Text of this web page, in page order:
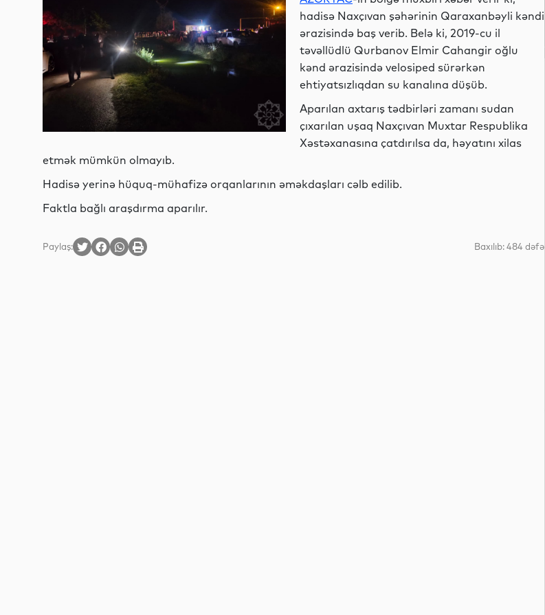
hadisə Naxçıvan şəhərinin Qaraxanbəyli kəndi
ərazisində baş verib. Belə ki, 2019-cu il
təvəllüdlü Qurbanov Elmir Cahangir oğlu
kənd ərazisində velosiped sürərkən
ehtiyatsızlıqdan su kanalına düşüb.
Aparılan axtarış tədbirləri zamanı sudan
çıxarılan uşaq Naxçıvan Muxtar Respublika
Xəstəxanasına çatdırılsa da, həyatını xilas
etmək mümkün olmayıb.
Hadisə yerinə hüquq-mühafizə orqanlarının əməkdaşları cəlb edilib.
Faktla bağlı araşdırma aparılır.
Paylaş: Baxılıb: 484 dəfə